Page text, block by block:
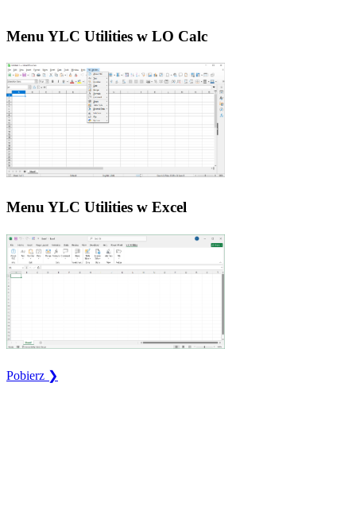
Menu YLC Utilities w LO Calc
Menu YLC Utilities w Excel
Pobierz ❯